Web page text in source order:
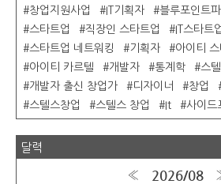
창업지원사업
IT기획자 블루포인트
스타트업
직장인 스타트업 IT스타트
스타트업 네트워킹
기획자 아이티 스
아이티 카르텔
개발자 통계학 스
개발자 출신 창업가
디자이너 창업
스텔스창업
스텔스 창업 It 사이드
달력
« 2026/08